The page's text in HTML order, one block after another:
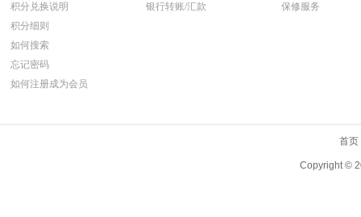
积分兑换说明
积分细则
如何搜索
忘记密码
如何注册成为会员
银行转账/汇款 保修服务
首页
Copyright ©